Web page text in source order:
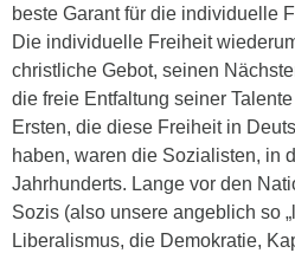
beste Garant für die individuelle
Die individuelle Freiheit
christliche Gebot, seinen
die freie Entfaltung seiner
Ersten, die diese Freiheit in
haben, waren die Sozialisten, in
Jahrhunderts. Lange vor den
Sozis (also unsere angeblich so
Liberalismus, die Demokratie,